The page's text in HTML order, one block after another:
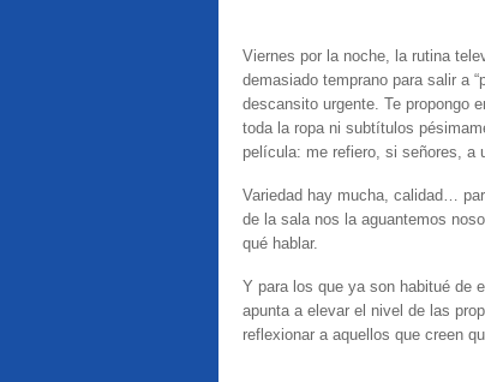
Viernes por la noche, la rutina
demasiado temprano para salir a
descansito urgente. Te propongo
toda la ropa ni subtítulos
película: me refiero, si señores, a
Variedad hay mucha, calidad…
de la sala nos la aguantemos
qué hablar.
Y para los que ya son habitué de
apunta a elevar el nivel de las
reflexionar a aquellos que creen